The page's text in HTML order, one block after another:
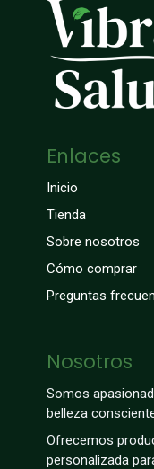
Enlaces
Inicio
Tienda
Sobre nosotros
Cómo comprar
Preguntas
Nosotros
Somos
belleza
Ofrecemos
personalizada